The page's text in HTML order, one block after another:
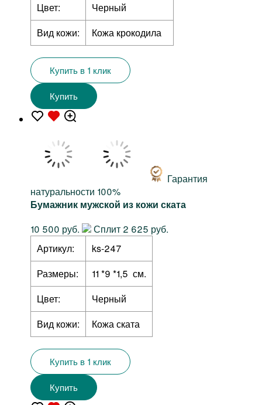
Цвет:
Черный
Вид кожи:
Кожа крокодила
Купить в 1 клик
Купить
Гарантия
натуральности 100%
Бумажник мужской из кожи ската
10 500 руб.
Сплит 2 625 руб.
Артикул:
ks-247
Размеры:
11 *9 *1,5 см.
Цвет:
Черный
Вид кожи:
Кожа ската
Купить в 1 клик
Купить